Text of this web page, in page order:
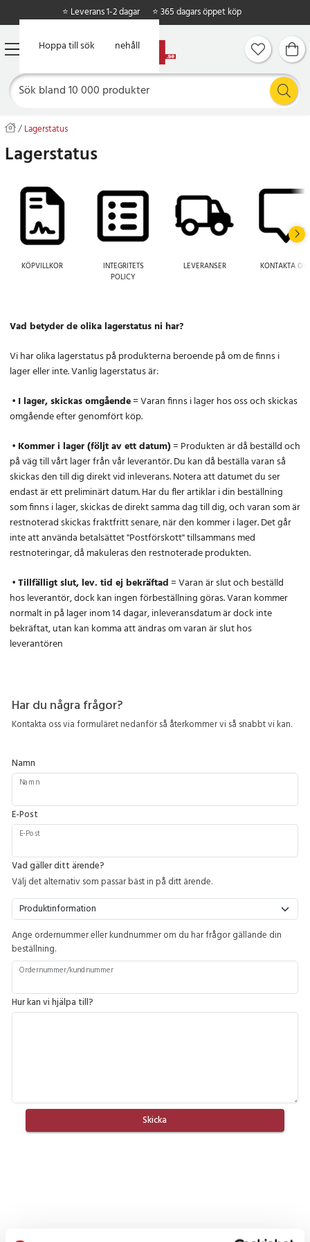
Hoppa till huvudinnehåll
Hoppa till sök
⭐ Leverans 1-2 dagar ⭐ 365 dagars öppet köp
Lagerstatus
Lagerstatus
KÖPVILLKOR
INTEGRITETS
POLICY
LEVERANSER KONTAKTA
Vad betyder de olika lagerstatus ni har?
Vi har olika lagerstatus på produkterna beroende på om de finns i
lager eller inte. Vanlig lagerstatus är:
• I lager, skickas omgående= Varan finns i lager hos oss och skickas
omgående efter genomfört köp.
• Kommer i lager (följt av ett datum)= Produkten är då beställd och
på väg till vårt lager från vår leverantör. Du kan då beställa varan så
skickas den till dig direkt vid inleverans. Notera att datumet du ser
endast är ett preliminärt datum. Har du fler artiklar i din beställning
som finns i lager, skickas de direkt samma dag till dig, och varan som är
restnoterad skickas fraktfritt senare, när den kommer i lager. Det går
inte att använda betalsättet "Postförskott" tillsammans med
restnoteringar, då makuleras den restnoterade produkten.
•Tillfälligt slut, lev. tid ej bekräftad= Varan är slut och beställd
hos leverantör, dock kan ingen förbeställning göras. Varan kommer
normalt in på lager inom 14 dagar, inleveransdatum är dock inte
bekräftat, utan kan komma att ändras om varan är slut hos
leverantören